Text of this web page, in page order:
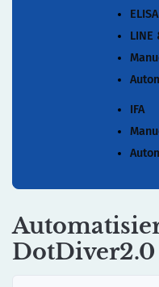
ELISA
LINE
IFA
DotDiver2.0